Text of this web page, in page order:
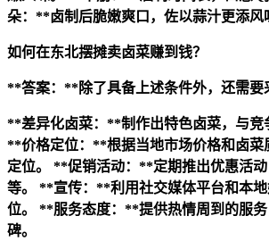
朵：**卤制后脆嫩爽口，佐以蒜汁更添风
如何在东北摆摊卖卤菜赚到钱？
**答案：**除了具备上述条件外，还需要
**差异化卤菜：**制作出特色卤菜，与竞
**价格定位：**根据当地市场价格和卤菜
定位。
**促销活动：**定期推出优惠活
等。
**宣传：**利用社交媒体平台和本
位。
**服务态度：**提供热情周到的服务
碑。